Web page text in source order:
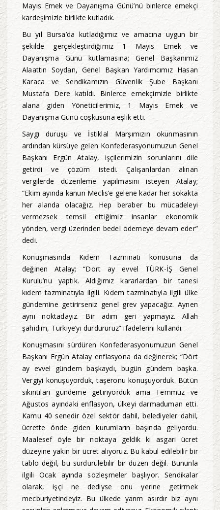
Mayıs Emek ve Dayanışma Günü’nü binlerce emekçi
kardeşimizle birlikte kutladık.
Bu yıl Bursa’da kutladığımız ve amacına uygun bir
şekilde gerçekleştirdiğimiz 1 Mayıs Emek ve
Dayanışma Günü kutlamasına; Genel Başkanımız
Alaattin Soydan, Genel Başkan Yardımcımız Hasan
Karaca ve Sendikamızın Güvenlik Şube Başkanı
Mustafa Dere katıldı. Binlerce emekçimizle birlikte
alana giden Yöneticilerimiz, 1 Mayıs Emek ve
Dayanışma Günü coşkusuna eşlik etti.
Saygı duruşu ve İstiklal Marşımızın okunmasının
ardından kürsüye gelen Konfederasyonumuzun Genel
Başkanı Ergün Atalay, işçilerimizin sorunlarını dile
getirdi ve çözüm istedi. Çalışanlardan alınan
vergilerde düzenleme yapılmasını isteyen Atalay;
“Ekim ayında kanun Meclis’e gelene kadar her sokakta
her alanda olacağız. Hep beraber bu mücadeleyi
vermezsek temsil ettiğimiz insanlar ekonomik
yönden, vergi üzerinden bedel ödemeye devam eder”
dedi.
Konuşmasında Kıdem Tazminatı konusuna da
değinen Atalay; “Dört ay evvel TÜRK-İŞ Genel
Kurulu’nu yaptık. Aldığımız kararlardan bir tanesi
kıdem tazminatıyla ilgili. Kıdem tazminatıyla ilgili ülke
gündemine getirirseniz genel grev yapacağız. Aynen
aynı noktadayız. Bir adım geri yapmayız. Allah
şahidim, Türkiye’yi durdururuz” ifadelerini kullandı.
Konuşmasını sürdüren Konfederasyonumuzun Genel
Başkanı Ergün Atalay enflasyona da değinerek; “Dört
ay evvel gündem başkaydı, bugün gündem başka.
Vergiyi konuşuyorduk, taşeronu konuşuyorduk. Bütün
sıkıntıları gündeme getiriyorduk ama Temmuz ve
Ağustos ayındaki enflasyon, ülkeyi darmaduman etti.
Kamu 40 senedir özel sektör dahil, belediyeler dahil,
ücrette önde giden kurumların başında geliyordu.
Maalesef öyle bir noktaya geldik ki asgari ücret
düzeyine yakın bir ücret alıyoruz. Bu kabul edilebilir bir
tablo değil, bu sürdürülebilir bir düzen değil. Bununla
ilgili Ocak ayında sözleşmeler başlıyor. Sendikalar
olarak, işçi ne dediyse onu yerine getirmek
mecburiyetindeyiz. Bu ülkede yarım asırdır biz aynı